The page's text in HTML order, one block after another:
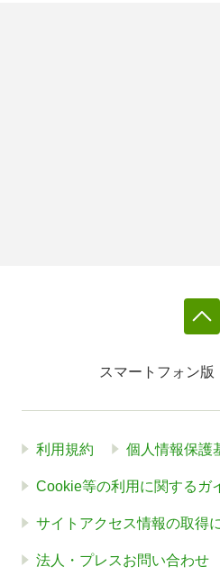
スマートフォン版
利用規約 個人情報保護
Cookie等の利用に関するガ
サイトアクセス情報の取得
法人・プレスお問い合わせ